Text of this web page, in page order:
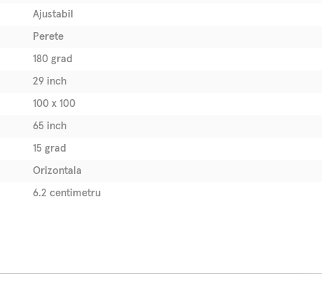
Ajustabil
Perete
180 grad
29 inch
100 x 100
65 inch
15 grad
Orizontala
6.2 centimetru